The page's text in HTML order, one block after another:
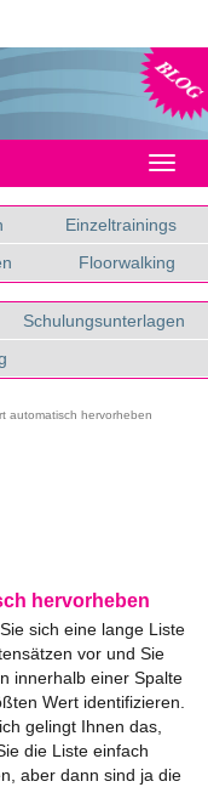
Blog
Einzeltrainings
Floorwalking
Schulungsunterlagen
automatisch hervorheben
hervorheben
sich eine lange Liste
vor und Sie
innerhalb einer Spalte
Wert identifizieren.
gelingt Ihnen das,
die Liste einfach
aber dann sind ja die